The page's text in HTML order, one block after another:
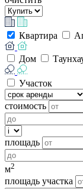
Квартира
Дом
Участок
стоимость
площадь
м2
площадь участка